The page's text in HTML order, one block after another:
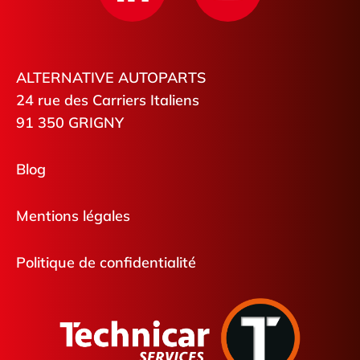
ALTERNATIVE AUTOPARTS
24 rue des Carriers Italiens
91 350 GRIGNY
Blog
Mentions légales
Politique de confidentialité